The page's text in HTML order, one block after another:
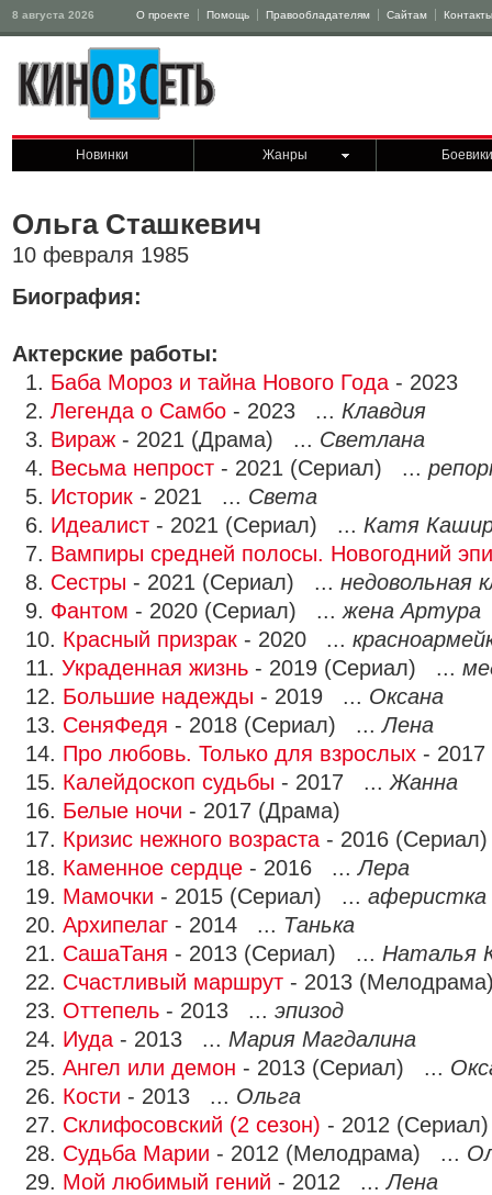
8 августа 2026 О проекте Помощь Правообладателям Сайтам Контакты
Новинки Жанры Боевики
Ольга Сташкевич
10 февраля 1985
Биография:
Актерские работы:
1. Баба Мороз и тайна Нового Года - 2023
2. Легенда о Самбо - 2023 ... Клавдия
3. Вираж - 2021 (Драма) ... Светлана
4. Весьма непрост - 2021 (Сериал) ...
5. Историк - 2021 ... Света
6. Идеалист - 2021 (Сериал) ... Катя
7. Вампиры средней полосы. Новогодний
8. Сестры - 2021 (Сериал) ... недовольная
9. Фантом - 2020 (Сериал) ... жена Артура
10. Красный призрак - 2020 ...
11. Украденная жизнь - 2019 (Сериал) ...
12. Большие надежды - 2019 ... Оксана
13. СеняФедя - 2018 (Сериал) ...Лена
14. Про любовь. Только для взрослых -
15. Калейдоскоп судьбы - 2017 ... Жанна
16. Белые ночи - 2017 (Драма)
17. Кризис нежного возраста - 2016
18. Каменное сердце - 2016 ...Лера
19. Мамочки - 2015 (Сериал) ... аферистка
20. Архипелаг - 2014 ... Танька
21. СашаТаня - 2013 (Сериал) ... Наталья
22. Счастливый маршрут - 2013
23. Оттепель - 2013 ... эпизод
24. Иуда - 2013 ... Мария Магдалина
25. Ангел или демон - 2013 (Сериал) ...
26. Кости - 2013 ... Ольга
27. Склифосовский (2 сезон) - 2012
28. Судьба Марии - 2012 (Мелодрама) ...
29. Мой любимый гений - 2012 ...Лена